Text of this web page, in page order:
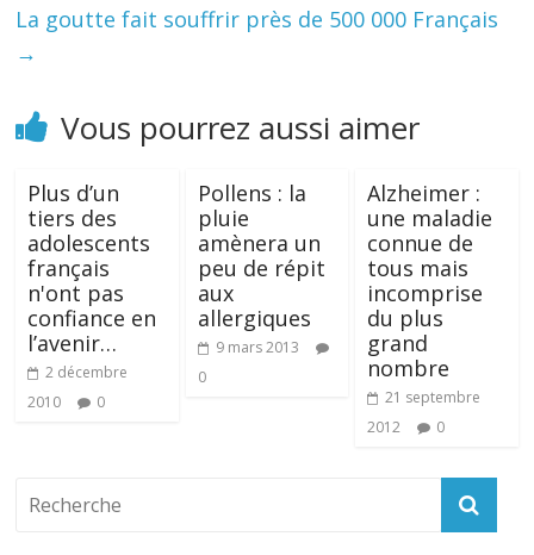
La goutte fait souffrir près de 500 000 Français
→
Vous pourrez aussi aimer
Plus d’un
tiers des
adolescents
français
n'ont pas
confiance en
l’avenir…
2 décembre
2010
0
Pollens : la
pluie
amènera un
peu de répit
aux
allergiques
9 mars 2013
0
Alzheimer :
une maladie
connue de
tous mais
incomprise
du plus
grand
nombre
21 septembre
2012
0